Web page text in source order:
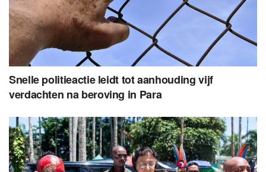
Snelle politieactie leidt tot aanhouding vijf
verdachten na beroving in Para